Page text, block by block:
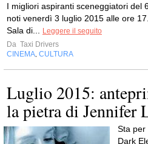
I migliori aspiranti sceneggiatori del
noti venerdì 3 luglio 2015 alle ore
Sala di...
Leggere il seguito
Da Taxi Drivers
CINEMA CULTURA
Luglio 2015:
la pietra di Jennifer
Sta per
Dark